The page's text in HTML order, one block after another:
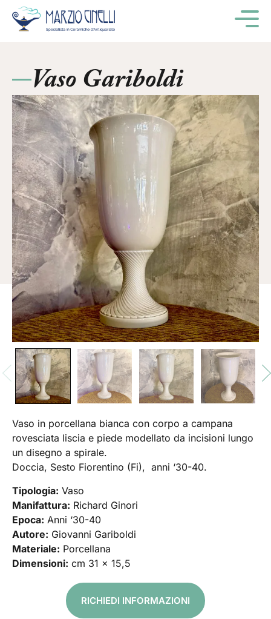
Vaso Gariboldi
Vaso in porcellana bianca con corpo a campana
rovesciata liscia e piede modellato da incisioni lungo
un disegno a spirale.
Doccia, Sesto Fiorentino (Fi), anni ‘30-40.
Tipologia: Vaso
Manifattura: Richard Ginori
Epoca: Anni ‘30-40
Autore: Giovanni Gariboldi
Materiale: Porcellana
Dimensioni: cm 31 x 15,5
RICHIEDI INFORMAZIONI